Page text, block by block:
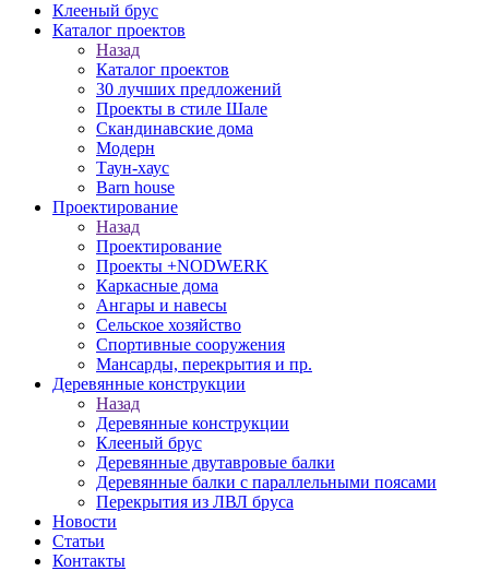
Клееный брус
Каталог проектов
Назад
Каталог проектов
30 лучших предложений
Проекты в стиле Шале
Скандинавские дома
Модерн
Таун-хаус
Barn house
Проектирование
Назад
Проектирование
Проекты +NODWERK
Каркасные дома
Ангары и навесы
Сельское хозяйство
Спортивные сооружения
Мансарды, перекрытия и пр.
Деревянные конструкции
Назад
Деревянные конструкции
Клееный брус
Деревянные двутавровые балки
Деревянные балки с параллельными поясами
Перекрытия из ЛВЛ бруса
Новости
Статьи
Контакты